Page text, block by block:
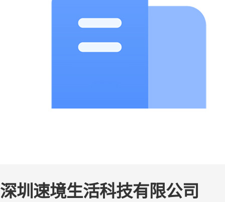
深圳速境生活科技有限公司